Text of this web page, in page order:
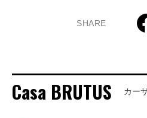
SHARE
Casa BRUTUS カー